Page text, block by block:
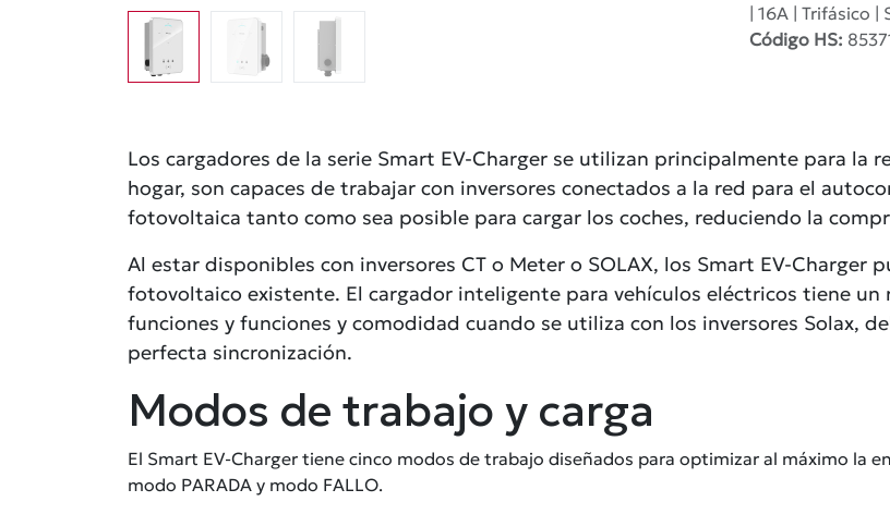
| 16A | Trifásico |
Código HS:
Los cargadores de la serie Smart EV-Charger se utilizan principalmente para la
hogar, son capaces de trabajar con inversores conectados a la red para el
fotovoltaica tanto como sea posible para cargar los coches, reduciendo la
Al estar disponibles con inversores CT o Meter o SOLAX, los Smart EV-Charger
fotovoltaico existente. El cargador inteligente para vehículos eléctricos tiene
funciones y funciones y comodidad cuando se utiliza con los inversores Solax,
perfecta sincronización.
Modos de trabajo y carga
El Smart EV-Charger tiene cinco modos de trabajo diseñados para optimizar al máximo la
modo PARADA y modo FALLO.